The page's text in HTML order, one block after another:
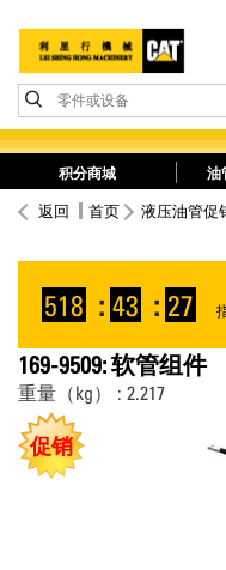
零件或设备
积分商城 油
返回 首页 液压油管促
518 : 43 : 27
169-9509: 软管组件
重量（kg） : 2.217
促销